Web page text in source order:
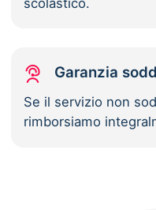
scolastico.
Garanzia
Se il servizio non
rimborsiamo